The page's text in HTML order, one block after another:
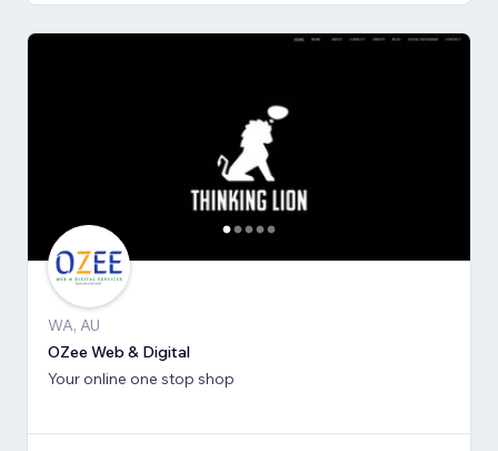
WA, AU
OZee Web & Digital
Your online one stop shop